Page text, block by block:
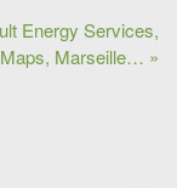
Energy Services,
Marseille… »